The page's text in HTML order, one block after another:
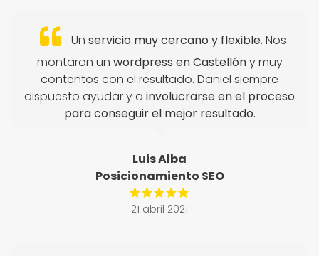
Un servicio muy cercano y flexible. Nos
montaron un wordpress en Castellóny muy
contentos con el resultado. Daniel siempre
dispuesto ayudar y a involucrarse en el proceso
para conseguir el mejor resultado.
Luis Alba
Posicionamiento SEO
21 abril 2021